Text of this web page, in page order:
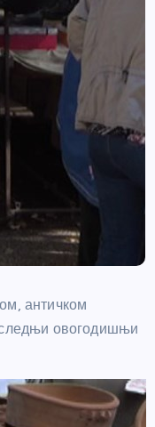
античком
овогодишњи